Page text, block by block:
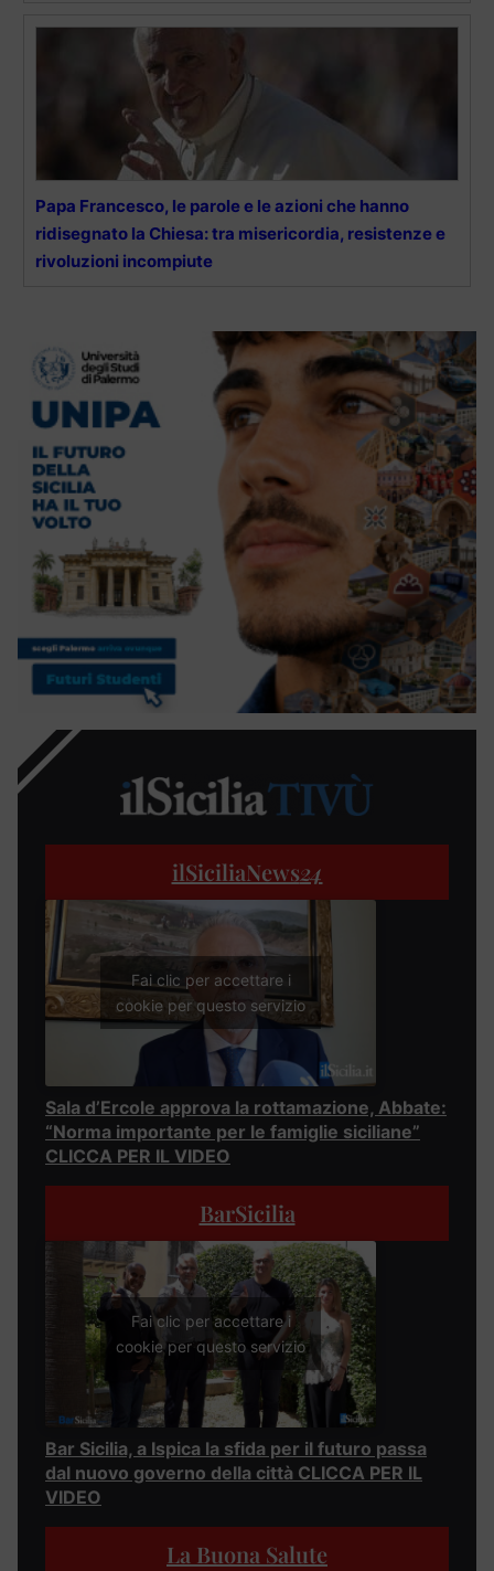
Papa Francesco, le parole e le azioni che hanno
ridisegnato la Chiesa: tra misericordia, resistenze e
rivoluzioni incompiute
ilSiciliaNews24
Fai clic per accettare i
cookie per questo servizio
Sala d’Ercole approva la rottamazione, Abbate:
“Norma importante per le famiglie siciliane”
CLICCA PER IL VIDEO
BarSicilia
Fai clic per accettare i
cookie per questo servizio
Bar Sicilia, a Ispica la sfida per il futuro passa
dal nuovo governo della città CLICCA PER IL
VIDEO
La Buona Salute